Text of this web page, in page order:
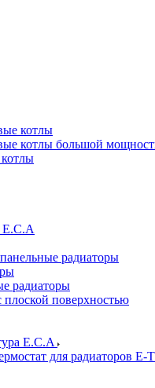
котлы
котлы большой
радиаторы
радиаторы
поверхностью
E.C.A
для радиаторов E-